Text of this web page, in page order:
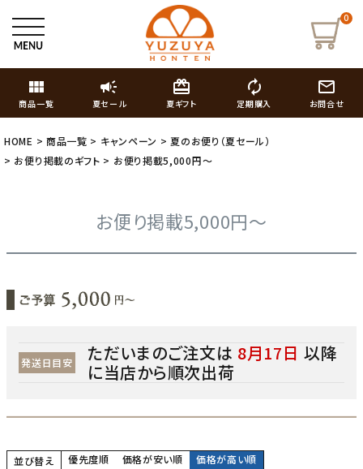
0
view_module
商品一覧
campaign
夏セール
card_giftcard
夏ギフト
autorenew
定期購入
mail_outline
お問合せ
HOME 商品一覧 キャンペーン
夏のお便り（夏セール）
お便り掲載のギフト
お便り掲載5,000円～
お便り掲載5,000円～
発送日目安 ただいまのご注文は 8月17日 以降
に当店から順次出荷
並び替え 優先度順 価格が安い順 価格が高い順